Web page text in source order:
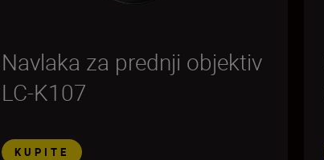
Navlaka za prednji objektiv
LC-K107
KUPITE